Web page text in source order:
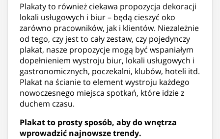
Plakaty to również ciekawa propozycja dekoracji
lokali usługowych i biur – będą cieszyć oko
zarówno pracowników, jak i klientów. Niezależnie
od tego, czy jest to cały zestaw, czy pojedynczy
plakat, nasze propozycje mogą być wspaniałym
dopełnieniem wystroju biur, lokali usługowych i
gastronomicznych, poczekalni, klubów, hoteli itd.
Plakat na ścianie to element wystroju każdego
nowoczesnego miejsca spotkań, które idzie z
duchem czasu.
Plakat to prosty sposób, aby do wnętrza
wprowadzić najnowsze trendy.